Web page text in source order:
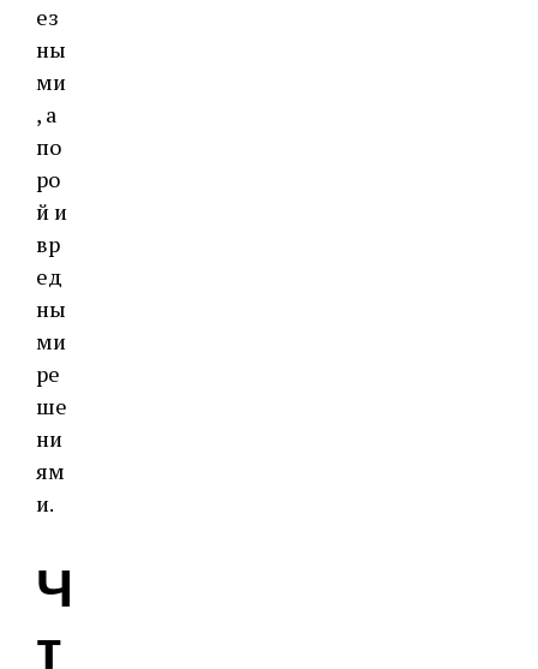
ез
ны
ми
, а
по
ро
й и
вр
ед
ны
ми
ре
ше
ни
ям
и.
Ч